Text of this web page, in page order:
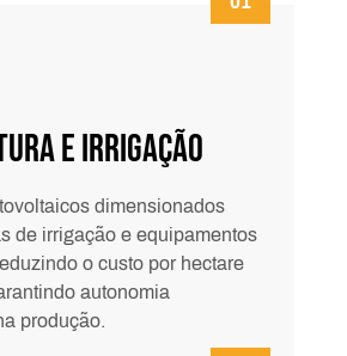
e Irrigação
dimensionados
de irrigação e equipamentos
o custo por hectare
autonomia
produção.